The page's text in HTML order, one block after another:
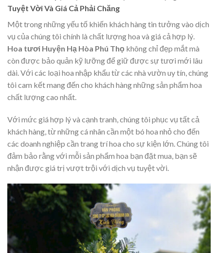
Tuyệt Vời Và Giá Cả Phải Chăng
Một trong những yếu tố khiến khách hàng tin tưởng vào dịch
vụ của chúng tôi chính là chất lượng hoa và giá cả hợp lý.
Hoa tươi Huyện Hạ Hòa Phú Thọ không chỉ đẹp mắt mà
còn được bảo quản kỹ lưỡng để giữ được sự tươi mới lâu
dài. Với các loại hoa nhập khẩu từ các nhà vườn uy tín, chúng
tôi cam kết mang đến cho khách hàng những sản phẩm hoa
chất lượng cao nhất.
Với mức giá hợp lý và cạnh tranh, chúng tôi phục vụ tất cả
khách hàng, từ những cá nhân cần một bó hoa nhỏ cho đến
các doanh nghiệp cần trang trí hoa cho sự kiện lớn. Chúng tôi
đảm bảo rằng với mỗi sản phẩm hoa bạn đặt mua, bạn sẽ
nhận được giá trị vượt trội với dịch vụ tuyệt vời.